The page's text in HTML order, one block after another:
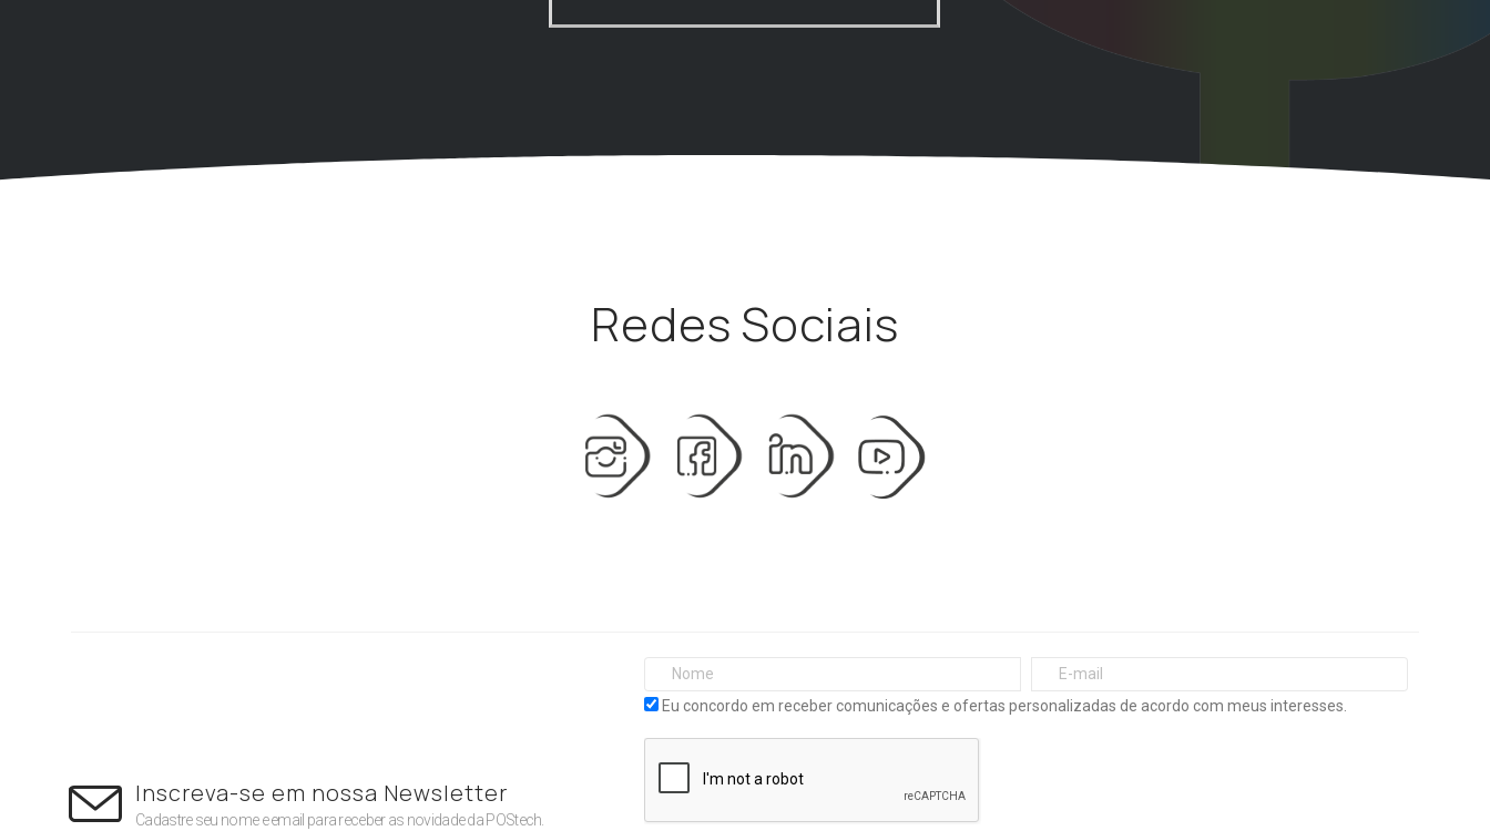
Redes Sociais
Inscreva-se em nossa Newsletter
Cadastre seu nome e email para receber as novidade da POStech.
Eu concordo em receber comunicações e ofertas personalizadas de acordo com meus interesses.